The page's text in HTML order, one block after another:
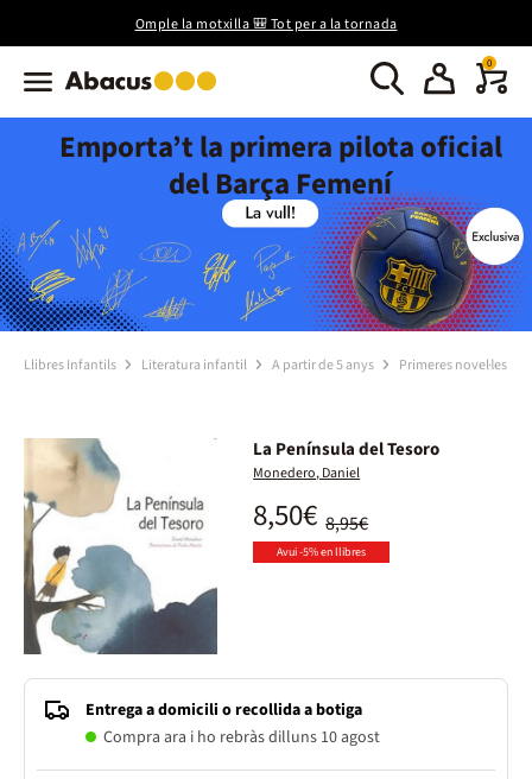
Omple la motxilla 🎒 Tot per a la tornada
0
Emporta’t la primera pilota oficial
del Barça Femení
Llibres Infantils Literatura infantil A partir de 5 anys Primeres novel·les
La Península del Tesoro
Monedero, Daniel
8,95€
8,50€
Avui -5% en llibres
Entrega a domicili o recollida a botiga
Compra ara i ho rebràs dilluns 10 agost